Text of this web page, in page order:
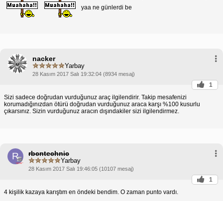
yaa ne günlerdi be
nacker
Yarbay
28 Kasım 2017 Salı 19:32:04 (8934 mesaj)
1
Sizi sadece doğrudan vurduğunuz araç ilgilendirir. Takip mesafenizi
korumadığınızdan ötürü doğrudan vurduğunuz araca karşı %100 kusurlu
çıkarsınız. Sizin vurduğunuz aracın dışındakiler sizi ilgilendirmez.
R rbcntechnic
Yarbay
28 Kasım 2017 Salı 19:46:05 (10107 mesaj)
1
4 kişilik kazaya karıştım en öndeki bendim. O zaman punto vardı.